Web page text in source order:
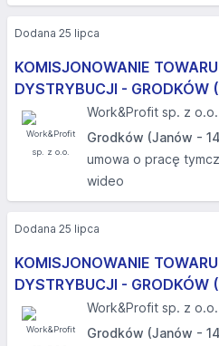
KOMISJONOWANIE
DYSTRYBUCJI - GRODKÓW
Work&Profit sp. z o.o.
Grodków (Janów -
umowa o pracę
wideo
Dodana 25 lipca
KOMISJONOWANIE
DYSTRYBUCJI - GRODKÓW
Work&Profit sp. z o.o.
Grodków (Janów -
Dodana 25 lipca